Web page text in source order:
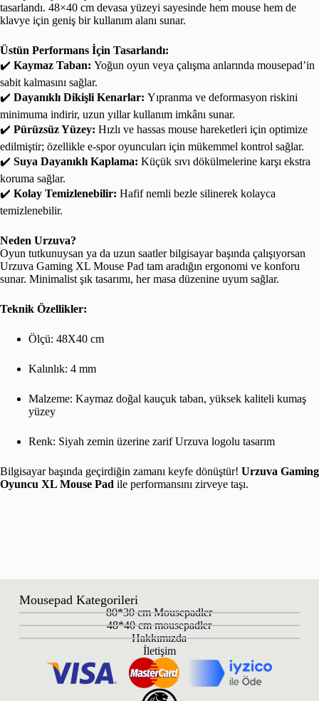
tasarlandı. 48×40 cm devasa yüzeyi sayesinde hem mouse hem de
klavye için geniş bir kullanım alanı sunar.
Üstün Performans İçin Tasarlandı:
✔️ Kaymaz Taban: Yoğun oyun veya çalışma anlarında mousepad’in
sabit kalmasını sağlar.
✔️ Dayanıklı Dikişli Kenarlar: Yıpranma ve deformasyon riskini
minimuma indirir, uzun yıllar kullanım imkânı sunar.
✔️ Pürüzsüz Yüzey: Hızlı ve hassas mouse hareketleri için optimize
edilmiştir; özellikle e-spor oyuncuları için mükemmel kontrol sağlar.
✔️ Suya Dayanıklı Kaplama: Küçük sıvı dökülmelerine karşı ekstra
koruma sağlar.
✔️ Kolay Temizlenebilir: Hafif nemli bezle silinerek kolayca
temizlenebilir.
Neden Urzuva?
Oyun tutkunuysan ya da uzun saatler bilgisayar başında çalışıyorsan
Urzuva Gaming XL Mouse Pad tam aradığın ergonomi ve konforu
sunar. Minimalist şık tasarımı, her masa düzenine uyum sağlar.
Teknik Özellikler:
Ölçü: 48X40 cm
Kalınlık: 4 mm
Malzeme: Kaymaz doğal kauçuk taban, yüksek kaliteli kumaş
yüzey
Renk: Siyah zemin üzerine zarif Urzuva logolu tasarım
Bilgisayar başında geçirdiğin zamanı keyfe dönüştür! Urzuva Gaming
Oyuncu XL Mouse Pad ile performansını zirveye taşı.
Mousepad Kategorileri
80*30 cm Mousepadler
48*40 cm mousepadler
Hakkımızda
İletişim